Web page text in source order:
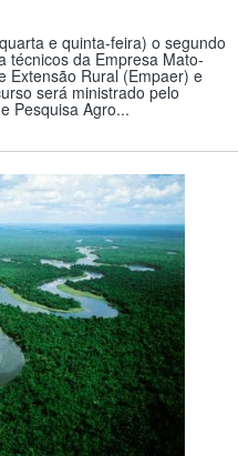
e quinta-feira) o segundo
técnicos da Empresa Mato-
Extensão Rural (Empaer) e
será ministrado pelo
Pesquisa Agro...